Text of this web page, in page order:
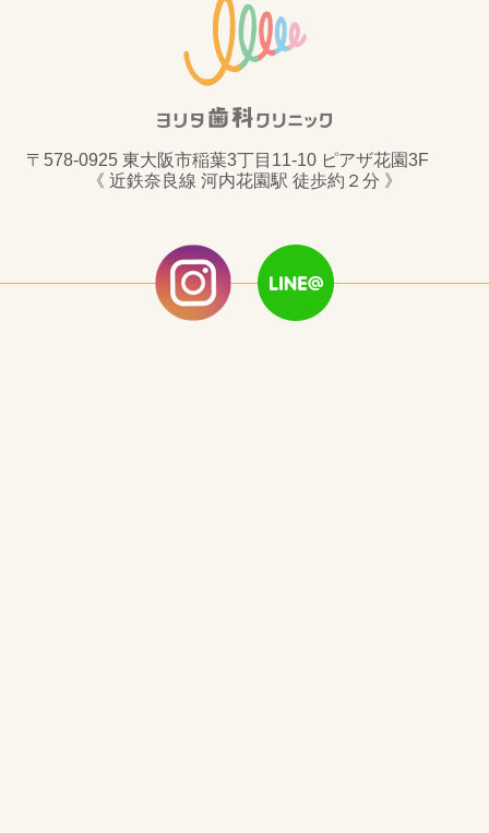
〒578-0925 東大阪市稲葉3丁目11-10 ピアザ花園3F
《 近鉄奈良線 河内花園駅 徒歩約２分 》